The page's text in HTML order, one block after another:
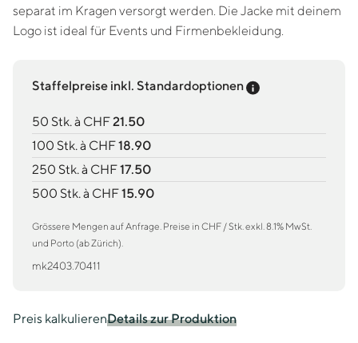
separat im Kragen versorgt werden. Die Jacke mit deinem
Logo ist ideal für Events und Firmenbekleidung.
Staffelpreise inkl. Standardoptionen Preis-Tooltip
50 Stk. à CHF21.50
100 Stk. à CHF18.90
250 Stk. à CHF17.50
500 Stk. à CHF15.90
Grössere Mengen auf Anfrage. Preise in CHF / Stk. exkl. 8.1% MwSt.
und Porto (ab Zürich).
mk2403.70411
Preis kalkulierenDetails zur Produktion